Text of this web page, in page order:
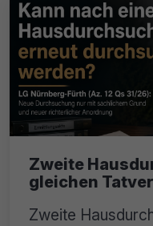
Zweite
gleichen
Zweite